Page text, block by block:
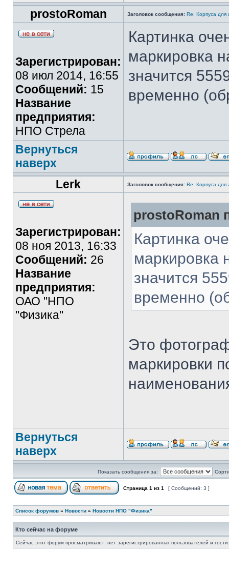
prostoRoman
Заголовок сообщения: Re: Корпуса для
Зарегистрирован:
08 июл 2014, 16:55
Сообщений: 15
Название
предприятия:
НПО Стрела
Картинка
маркировка
значится
временно
Вернуться
наверх
Lerk
Заголовок сообщения: Re: Корпуса для
Зарегистрирован:
08 ноя 2013, 16:33
Сообщений: 26
Название
предприятия:
ОАО "НПО
"Физика"
prostoRoman
Картинка
маркировка
значится
временно
Это
маркировки
Вернуться
наверх
Показать сообщения за:
Страница 1 из 1 [ Сообщений: 3 ]
Список форумов » Новости » Новости НПО "Физика"
Кто сейчас на форуме
Сейчас этот форум просматривают: нет зарегистрированных пользователей и